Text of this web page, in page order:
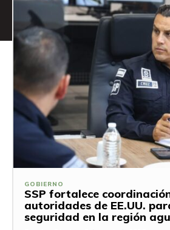
GOBIERNO
SSP fortalece
autoridades de EE.UU.
seguridad en la región